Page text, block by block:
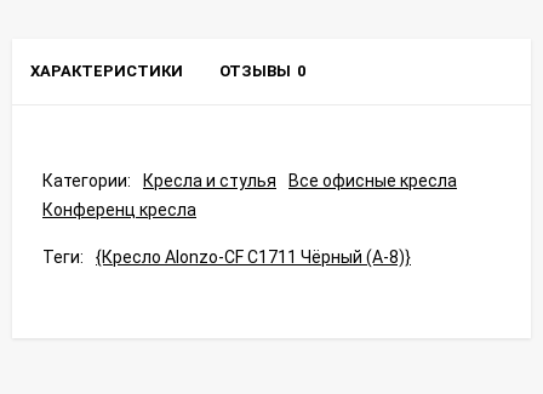
ХАРАКТЕРИСТИКИ ОТЗЫВЫ 0
Категории: Кресла и стулья
Все офисные кресла
Конференц кресла
Теги: {Кресло Alonzo-CF C1711 Чёрный (А-8)}